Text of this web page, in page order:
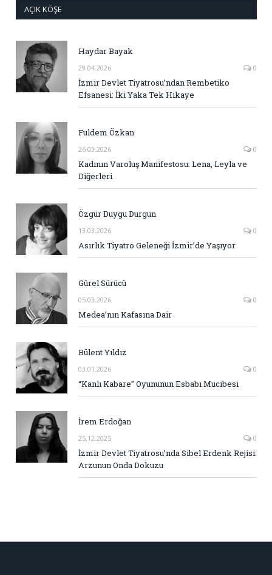
AÇIK KÖŞE
Haydar Bayak
29.04.2026 0
İzmir Devlet Tiyatrosu’ndan Rembetiko
Efsanesi: İki Yaka Tek Hikaye
Fuldem Özkan
26.03.2026 0
Kadının Varoluş Manifestosu: Lena, Leyla ve
Diğerleri
Özgür Duygu Durgun
13.03.2026 0
Asırlık Tiyatro Geleneği İzmir’de Yaşıyor
Gürel Sürücü
05.03.2026 0
Medea’nın Kafasına Dair
Bülent Yıldız
03.01.2026 0
“Kanlı Kabare” Oyununun Esbabı Mucibesi
İrem Erdoğan
25.12.2025 0
İzmir Devlet Tiyatrosu’nda Sibel Erdenk Rejisi:
Arzunun Onda Dokuzu